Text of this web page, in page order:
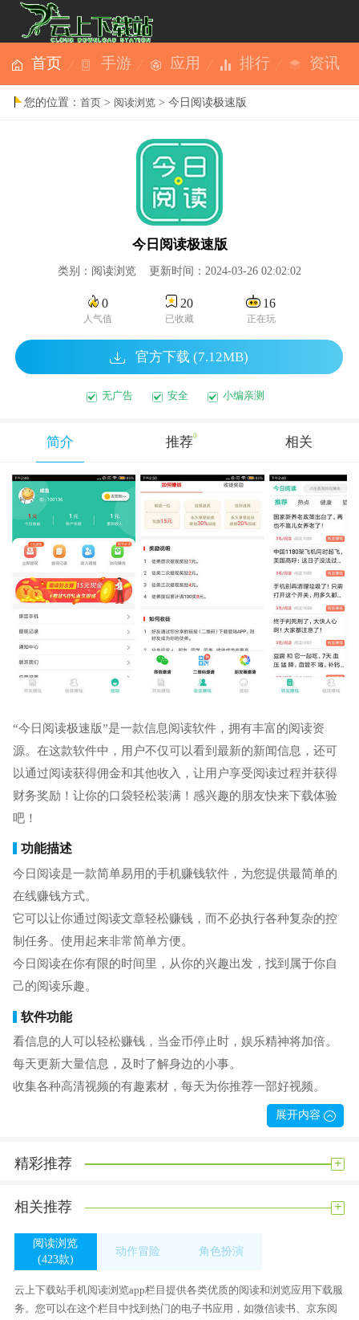
首页 手游 应用 排行 资讯
您的位置：首页 > 阅读浏览 > 今日阅读极速版
今日阅读极速版
类别：阅读浏览 更新时间：2024-03-26 02:02:02
0
人气值
20
已收藏
16
正在玩
官方下载 (7.12MB)
无广告 安全 小编亲测
简介 推荐0 相关
“今日阅读极速版”是一款信息阅读软件，拥有丰富的阅读资
源。在这款软件中，用户不仅可以看到最新的新闻信息，还可
以通过阅读获得佣金和其他收入，让用户享受阅读过程并获得
财务奖励！让你的口袋轻松装满！感兴趣的朋友快来下载体验
吧！
功能描述
今日阅读是一款简单易用的手机赚钱软件，为您提供最简单的
在线赚钱方式。
它可以让你通过阅读文章轻松赚钱，而不必执行各种复杂的控
制任务。使用起来非常简单方便。
今日阅读在你有限的时间里，从你的兴趣出发，找到属于你自
己的阅读乐趣。
软件功能
看信息的人可以轻松赚钱，当金币停止时，娱乐精神将加倍。
每天更新大量信息，及时了解身边的小事。
收集各种高清视频的有趣素材，每天为你推荐一部好视频。
邀请朋友阅读材料，每天获得一枚金牌，并送给他们一份不错
软件优势
超过440，000个头条今日每天为您创造新鲜精彩的内容。
5秒内找出你的兴趣，只推荐你感兴趣的内容。每天，1000多名
工程师精心优化算法，只为每一次推荐。
过TA发布的每一条信息，更接近你心中的明星。
展开内容
精彩推荐 +
相关推荐 +
阅读浏览
(423款)
动作冒险
角色扮演
云上下载站手机阅读浏览app栏目提供各类优质的阅读和浏览应用下载服
务。您可以在这个栏目中找到热门的电子书应用，如微信读书、京东阅